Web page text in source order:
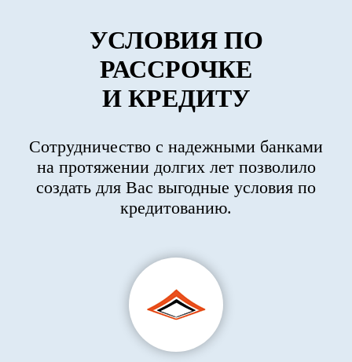
УСЛОВИЯ ПО
РАССРОЧКЕ
И КРЕДИТУ
Сотрудничество с надежными банками
на протяжении долгих лет позволило
создать для Вас выгодные условия по
кредитованию.